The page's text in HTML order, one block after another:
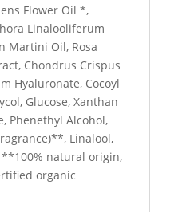
Flower Oil *,
Linalooliferum
Martini Oil, Rosa
Chondrus Crispus
Hyaluronate, Cocoyl
Glucose, Xanthan
Phenethyl Alcohol,
Linalool,
natural origin,
organic